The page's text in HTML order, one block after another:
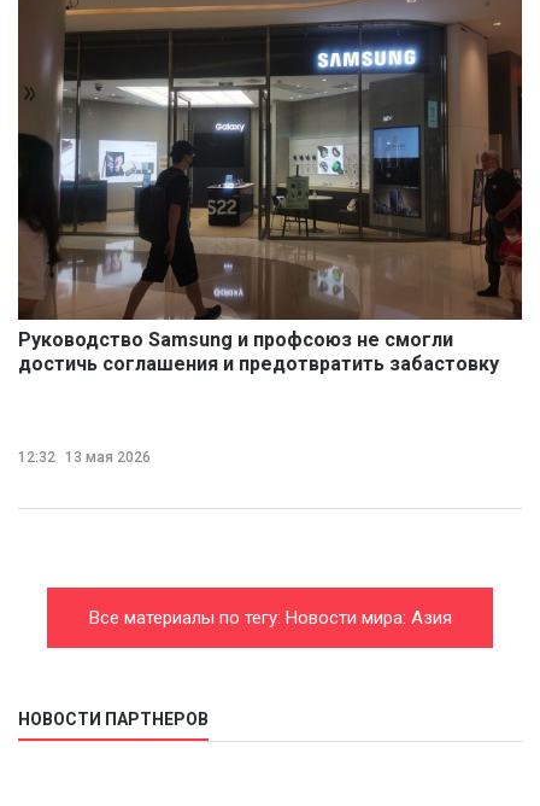
Руководство Samsung и профсоюз не смогли
достичь соглашения и предотвратить забастовку
12:32 13 мая 2026
Все материалы по тегу: Новости мира: Азия
НОВОСТИ ПАРТНЕРОВ